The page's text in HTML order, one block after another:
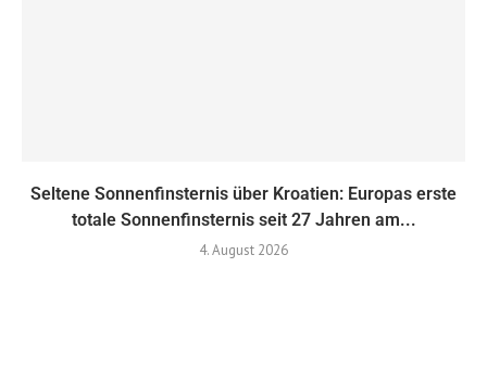
Seltene Sonnenfinsternis über Kroatien: Europas erste
totale Sonnenfinsternis seit 27 Jahren am...
4. August 2026